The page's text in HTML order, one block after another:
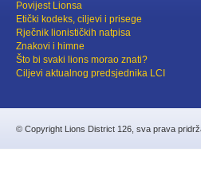
Povijest Lionsa
Etički kodeks, ciljevi i prisege
Rječnik lionističkih natpisa
Znakovi i himne
Što bi svaki lions morao znati?
Ciljevi aktualnog predsjednika LCI
© Copyright Lions District 126, sva prava